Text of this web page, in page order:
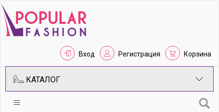
Вход Регистрация Корзина
КАТАЛОГ